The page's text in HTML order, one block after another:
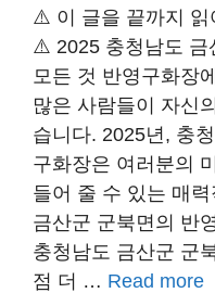
⚠️ 이 글을 끝까지 읽
⚠️ 2025 충청남도 금
모든 것 반영구화장
많은 사람들이 자신
습니다. 2025년, 충
구화장은 여러분의
들어 줄 수 있는 매
금산군 군북면의 반
충청남도 금산군 군
점 더 … Read more